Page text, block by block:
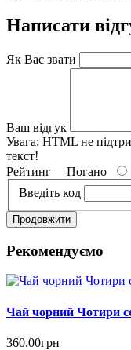
Написати
Як Вас звати
Ваш відгук
Увага: HTML не
текст!
Рейтинг Погано
Введіть код
Продовжити
Рекомендуємо
Чай чорний Чотири
360.00грн